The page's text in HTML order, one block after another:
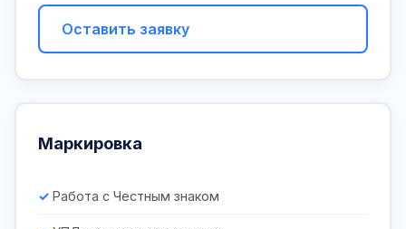
Оставить заявку
Маркировка
Работа с Честным знаком